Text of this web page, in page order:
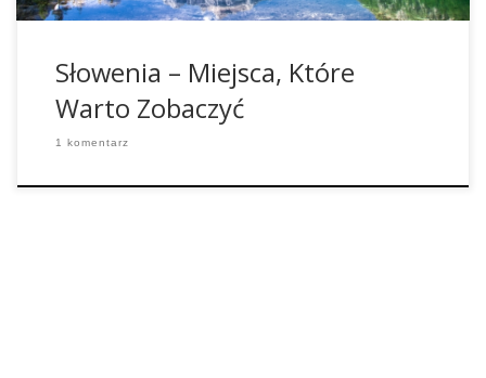
Słowenia – Miejsca, Które
Warto Zobaczyć
1 komentarz